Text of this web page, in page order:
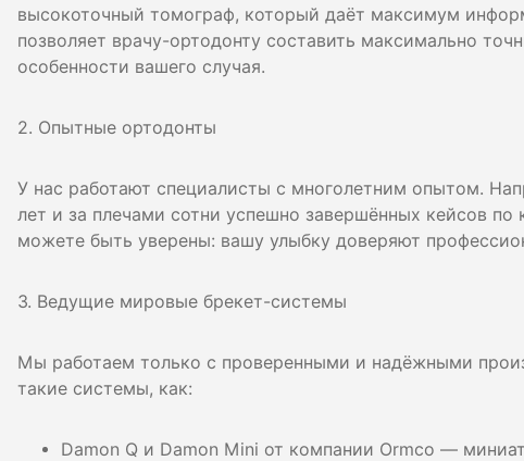
высокоточный томограф, который даёт максимум
позволяет врачу-ортодонту составить максимально
особенности вашего случая.
2. Опытные ортодонты
У нас работают специалисты с многолетним опытом.
лет и за плечами сотни успешно завершённых кейсов
можете быть уверены: вашу улыбку доверяют
3. Ведущие мировые брекет-системы
Мы работаем только с проверенными и надёжными
такие системы, как:
Damon Q и Damon Mini от компании Ormco —